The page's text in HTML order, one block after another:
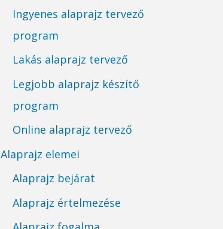
Ingyenes alaprajz tervező
program
Lakás alaprajz tervező
Legjobb alaprajz készítő
program
Online alaprajz tervező
Alaprajz elemei
Alaprajz bejárat
Alaprajz értelmezése